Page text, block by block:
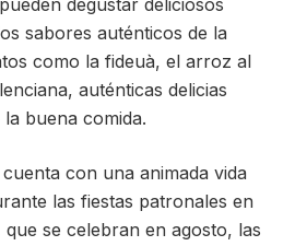
degustar deliciosos
sabores auténticos de la
como la fideuà, el arroz al
auténticas delicias
buena comida.
con una animada vida
las fiestas patronales en
se celebran en agosto, las